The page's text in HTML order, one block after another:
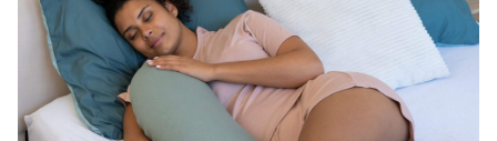
no peito da mãe. Os bebés conseguem
succionar, engolir e respirar ao seu ritmo
natural, tal como no peito. O que faz com […]